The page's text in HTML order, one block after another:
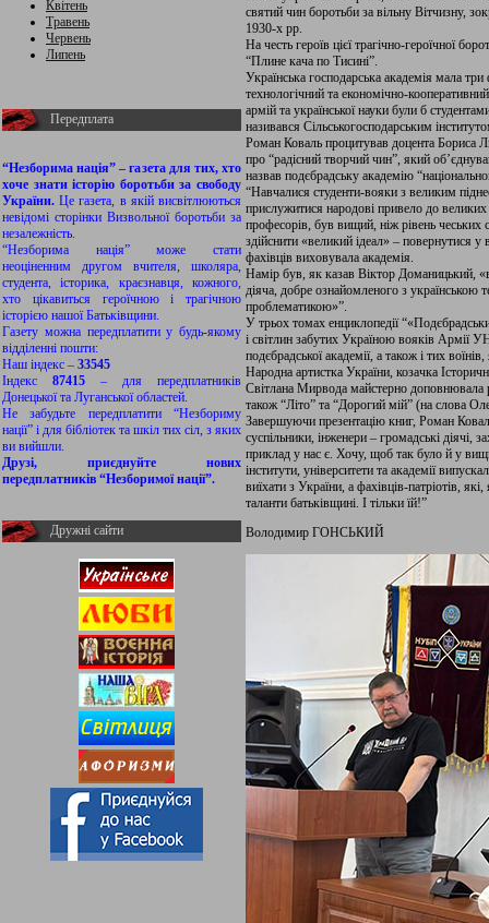
Квітень
Травень
Червень
Липень
Передплата
“Незборима нація” – газета для тих, хто
хоче знати історію боротьби за свободу
України.Це газета, в якій висвітлюються
невідомі сторінки Визвольної боротьби за
незалежність.
“Незборима нація” може стати
неоціненним другом вчителя, школяра,
студента, історика, краєзнавця, кожного,
хто цікавиться героїчною і трагічною
історією нашої Батьківщини.
Газету можна передплатити у будь-якому
відділенні пошти:
Наш індекс – 33545
Індекс 87415 – для передплатників
Донецької та Луганської областей.
Не забудьте передплатити “Незбориму
нації” і для бібліотек та шкіл тих сіл, з яких
ви вийшли.
Друзі, приєднуйте нових
передплатників “Незборимої нації”.
Дружні сайти
святий чин боротьби за вільну Вітчизну,
1930-х рр.
На честь героїв цієї трагічно-героїчної
“Плине кача по Тисині”.
Українська господарська академія мала
технологічний та економічно-
армій та української науки були б
називався Сільськогосподарським
Роман Коваль процитував доцента Бориса
про “радісний творчий чин”, який
назвав подєбрадську академію
“Навчалися студенти-вояки з великим
прислужитися народові привело до великих
професорів, був вищий, ніж рівень чеських
здійснити «великий ідеал» – повернутися
фахівців виховувала академія.
Намір був, як казав Віктор Доманицький,
діяча, добре ознайомленого з українською
проблематикою»”.
У трьох томах енциклопедії
і світлин забутих Україною вояків Армії
подєбрадської академії, а також і тих
Народна артистка України, козачка
Світлана Мирвода майстерно доповнювала
також “Літо” та “Дорогий мій” (на слова
Завершуючи презентацію книг, Роман
суспільники, інженери – громадські діячі,
приклад у нас є. Хочу, щоб так було й у
інститути, університети та академії
виїхати з України, а фахівців-патріотів,
таланти батьківщині. І тільки їй!”
Володимир ГОНСЬКИЙ